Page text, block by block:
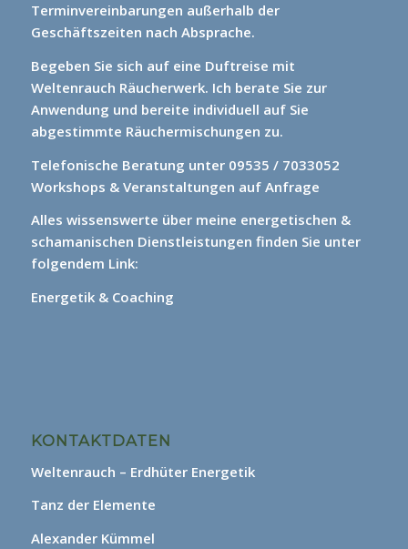
Terminvereinbarungen außerhalb der
Geschäftszeiten nach Absprache.
Begeben Sie sich auf eine Duftreise mit
Weltenrauch Räucherwerk. Ich berate Sie zur
Anwendung und bereite individuell auf Sie
abgestimmte Räuchermischungen zu.
Telefonische Beratung unter 09535 / 7033052
Workshops & Veranstaltungen auf Anfrage
Alles wissenswerte über meine energetischen &
schamanischen Dienstleistungen finden Sie unter
folgendem Link:
Energetik & Coaching
KONTAKTDATEN
Weltenrauch – Erdhüter Energetik
Tanz der Elemente
Alexander Kümmel